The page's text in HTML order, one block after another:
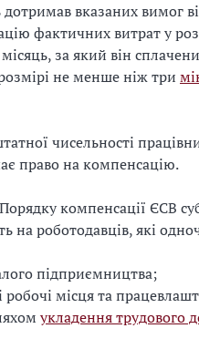
вказаних вимог
фактичних витрат у
місяць, за який він
не менше ніж три
чисельності
право на компенсацію.
компенсації ЄСВ
роботодавців, які
підприємництва;
місця та
укладення трудового